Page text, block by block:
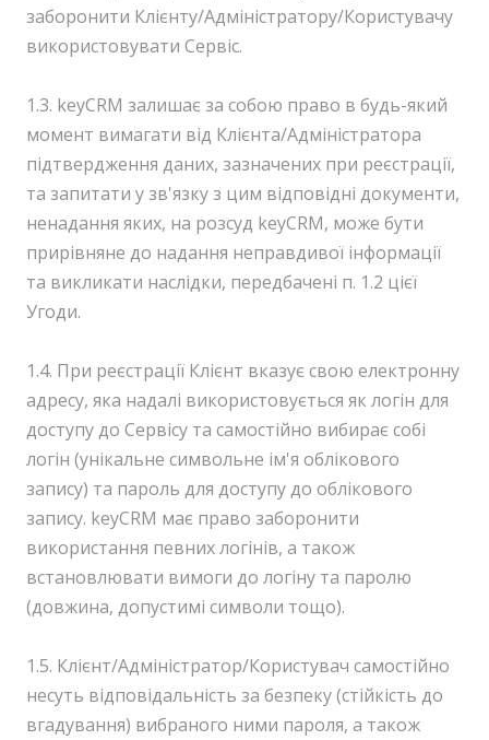
заборонити Клієнту/Адміністратору/Користувачу
використовувати Сервіс.
1.3. keyCRM залишає за собою право в будь-який
момент вимагати від Клієнта/Адміністратора
підтвердження даних, зазначених при реєстрації,
та запитати у зв'язку з цим відповідні документи,
ненадання яких, на розсуд keyCRM, може бути
прирівняне до надання неправдивої інформації
та викликати наслідки, передбачені п. 1.2 цієї
Угоди.
1.4. При реєстрації Клієнт вказує свою електронну
адресу, яка надалі використовується як логін для
доступу до Сервісу та самостійно вибирає собі
логін (унікальне символьне ім'я облікового
запису) та пароль для доступу до облікового
запису. keyCRM має право заборонити
використання певних логінів, а також
встановлювати вимоги до логіну та паролю
(довжина, допустимі символи тощо).
1.5. Клієнт/Адміністратор/Користувач самостійно
несуть відповідальність за безпеку (стійкість до
вгадування) вибраного ними пароля, а також